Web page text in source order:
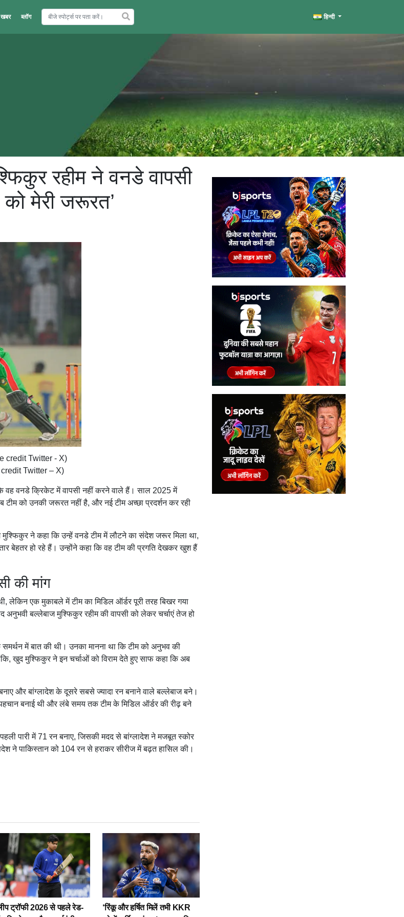
खबर ब्लॉग हिन्दी
रहीम ने वनडे वापसी
मेरी जरूरत’
Twitter – X)
वह वनडे क्रिकेट में वापसी नहीं करने वाले हैं। साल 2025 में
को उनकी जरूरत नहीं है, और नई टीम अच्छा प्रदर्शन कर रही
ने कहा कि उन्हें वनडे टीम में लौटने का संदेश जरूर मिला था,
बेहतर हो रहे हैं। उन्होंने कहा कि वह टीम की प्रगति देखकर खुश हैं
की मांग
लेकिन एक मुकाबले में टीम का मिडिल ऑर्डर पूरी तरह बिखर गया
बल्लेबाज मुश्फिकुर रहीम की वापसी को लेकर चर्चाएं तेज हो
में बात की थी। उनका मानना था कि टीम को अनुभव की
खुद मुश्फिकुर ने इन चर्चाओं को विराम देते हुए साफ कहा कि अब
और बांग्लादेश के दूसरे सबसे ज्यादा रन बनाने वाले बल्लेबाज बने।
बनाई थी और लंबे समय तक टीम के मिडिल ऑर्डर की रीढ़ बने
पारी में 71 रन बनाए, जिसकी मदद से बांग्लादेश ने मजबूत स्कोर
ने पाकिस्तान को 104 रन से हराकर सीरीज में बढ़त हासिल की।
ट्रॉफी 2026 से पहले रेड-
‘रिंकू और हर्षित मिलें तभी KKR